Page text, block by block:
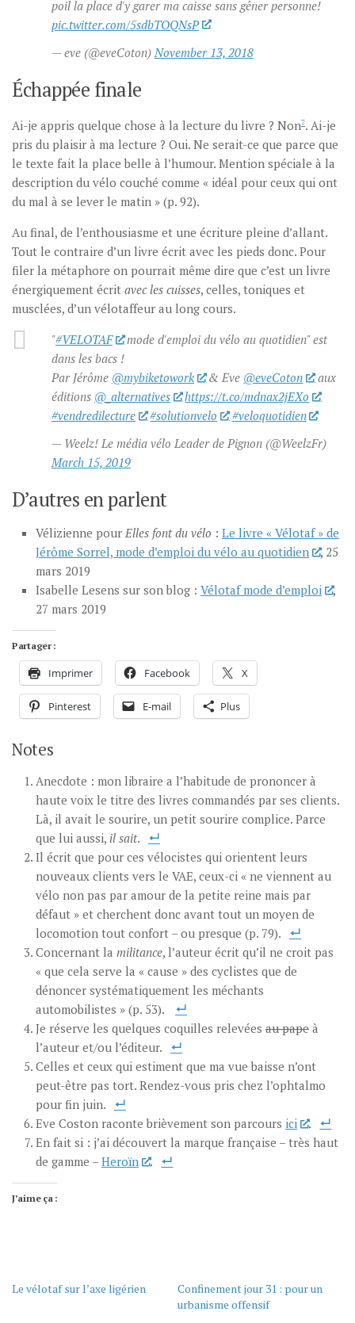
poil la place d'y garer ma caisse sans gêner personne!
pic.twitter.com/5sdbTOQNsP
— eve (@eveCoton) November 13, 2018
Échappée finale
Ai-je appris quelque chose à la lecture du livre ? Non7. Ai-je
pris du plaisir à ma lecture ? Oui. Ne serait-ce que parce que
le texte fait la place belle à l’humour. Mention spéciale à la
description du vélo couché comme « idéal pour ceux qui ont
du mal à se lever le matin » (p. 92).
Au final, de l’enthousiasme et une écriture pleine d’allant.
Tout le contraire d’un livre écrit avec les pieds donc. Pour
filer la métaphore on pourrait même dire que c’est un livre
énergiquement écrit avec les cuisses, celles, toniques et
musclées, d’un vélotaffeur au long cours.
"#VELOTAF
mode d'emploi du vélo au quotidien" est
dans les bacs !
Par Jérôme @mybiketowork & Eve @eveCoton
aux
éditions @_alternatives
https://t.co/mdnax2jEXo
#vendredilecture
#solutionvelo
#veloquotidien
— Weelz! Le média vélo Leader de Pignon (@WeelzFr)
March 15, 2019
D’autres en parlent
Vélizienne pour Elles font du vélo : Le livre « Vélotaf » de
Jérôme Sorrel, mode d’emploi du vélo au quotidien
, 25
mars 2019
Isabelle Lesens sur son blog : Vélotaf mode d’emploi
,
27 mars 2019
Partager :
Imprimer Facebook X
Pinterest E-mail Plus
Notes
Anecdote : mon libraire a l’habitude de prononcer à
haute voix le titre des livres commandés par ses clients.
Là, il avait le sourire, un petit sourire complice. Parce
que lui aussi, il sait.
Il écrit que pour ces vélocistes qui orientent leurs
nouveaux clients vers le VAE, ceux-ci « ne viennent au
vélo non pas par amour de la petite reine mais par
défaut » et cherchent donc avant tout un moyen de
locomotion tout confort – ou presque (p. 79).
Concernant la militance, l’auteur écrit qu’il ne croit pas
« que cela serve la « cause » des cyclistes que de
dénoncer systématiquement les méchants
automobilistes » (p. 53).
Je réserve les quelques coquilles relevées au pape à
l’auteur et/ou l’éditeur.
Celles et ceux qui estiment que ma vue baisse n’ont
peut-être pas tort. Rendez-vous pris chez l’ophtalmo
pour fin juin.
Eve Coston raconte brièvement son parcours ici
.
En fait si : j’ai découvert la marque française – très haut
de gamme –Heroïn .
J’aime ça :
Le vélotaf sur l’axe ligérien
Confinement jour 31 : pour un
urbanisme offensif